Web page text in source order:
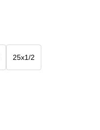
25х1/2